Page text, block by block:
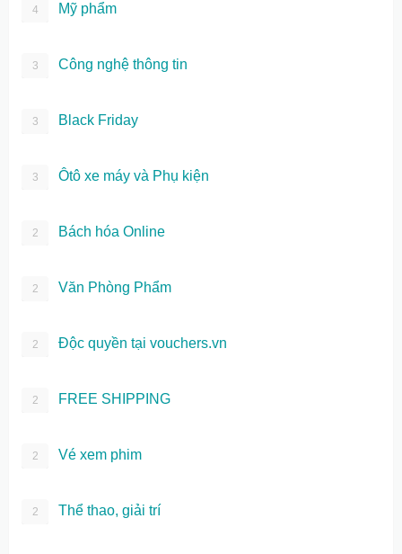
4 Mỹ phẩm
3 Công nghệ thông tin
3 Black Friday
3 Ôtô xe máy và Phụ kiện
2 Bách hóa Online
2 Văn Phòng Phẩm
2 Độc quyền tại vouchers.vn
2 FREE SHIPPING
2 Vé xem phim
2 Thể thao, giải trí